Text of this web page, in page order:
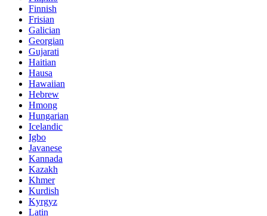
Finnish
Frisian
Galician
Georgian
Gujarati
Haitian
Hausa
Hawaiian
Hebrew
Hmong
Hungarian
Icelandic
Igbo
Javanese
Kannada
Kazakh
Khmer
Kurdish
Kyrgyz
Latin